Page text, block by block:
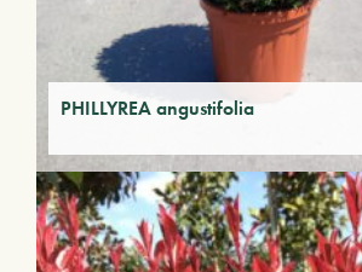
PHILLYREA angustifolia